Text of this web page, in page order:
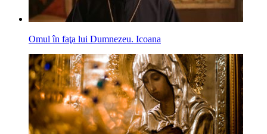
Omul în faţa lui Dumnezeu. Icoana